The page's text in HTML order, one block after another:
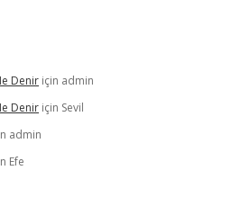
Denir için admin
Denir için Sevil
admin
Efe